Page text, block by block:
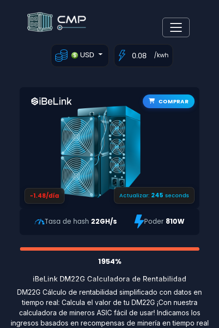
USD /kwh
COMPRAR
-1.48/día Actualizar: 244 seconds
Tasa de hash 22GH/s Poder 810W
1954%
iBeLink DM22G Calculadora de Rentabilidad
DM22G Cálculo de rentabilidad simplificado con datos en
tiempo real: Calcula el valor de tu DM22G ¡Con nuestra
calculadora de mineros ASIC fácil de usar! Indicamos los
ingresos basados en recompensas de minería en tiempo real